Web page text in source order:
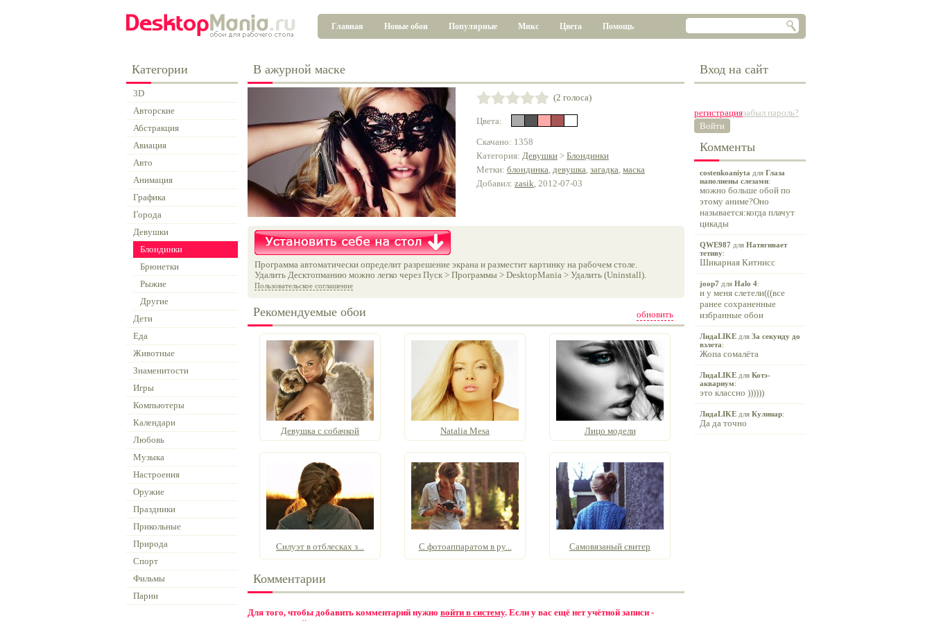
Главная Новые обои Популярные Микс Цвета Помощь
Категории
3D
Авторские
Абстракция
Авиация
Авто
Анимация
Графика
Города
Девушки
Блондинки
Брюнетки
Рыжие
Другие
Дети
Еда
Животные
Знаменитости
Игры
Компьютеры
Календари
Любовь
Музыка
Настроения
Оружие
Праздники
Прикольные
Природа
Спорт
Фильмы
Парни
В ажурной маске
(2 голоса)
Цвета:
Скачано: 1358
Категория: Девушки > Блондинки
Метки: блондинка, девушка, загадка, маска
Добавил: zasik, 2012-07-03
Программа автоматически определит разрешение экрана и разместит картинку на рабочем столе.
Удалить Десктопманию можно легко через Пуск > Программы > DesktopMania > Удалить (Uninstall).
Пользовательское соглашение
обновить
Рекомендуемые обои
Девушка с собачкой Natalia Mesa Лицо модели
Силуэт в отблесках з... С фотоаппаратом в ру... Самовязаный свитер
Комментарии
Для того, чтобы добавить комментарий нужно войти в систему. Если у вас ещё нет учётной записи -
Вход на сайт
регистрациязабыл пароль?
Войти
Комменты
costenkoaniyta для Глаза
наполнены слезами:
можно больше обой по
этому аниме?Оно
называется:когда плачут
цикады
QWE987 для Натягивает
тетиву:
Шикарная Китнисс
joop7 для Halo 4:
и у меня слетели(((все
ранее сохраненные
избранные обои
ЛидаLIKE для За секунду до
взлета:
Жопа сомалёта
ЛидаLIKE для Котэ-
аквариум:
это классно ))))))
ЛидаLIKE для Кулинар:
Да да точно